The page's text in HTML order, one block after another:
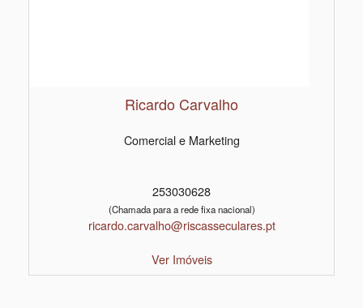
Ricardo Carvalho
Comercial e Marketing
253030628
(Chamada para a rede fixa nacional)
ricardo.carvalho@riscasseculares.pt
Ver Imóveis